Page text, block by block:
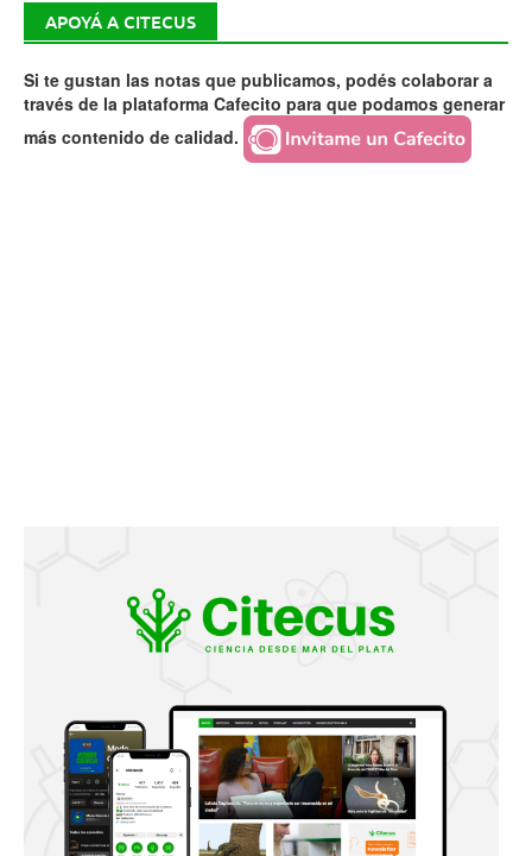
APOYÁ A CITECUS
Si te gustan las notas que publicamos, podés colaborar a
través de la plataforma Cafecito para que podamos generar
más contenido de calidad.